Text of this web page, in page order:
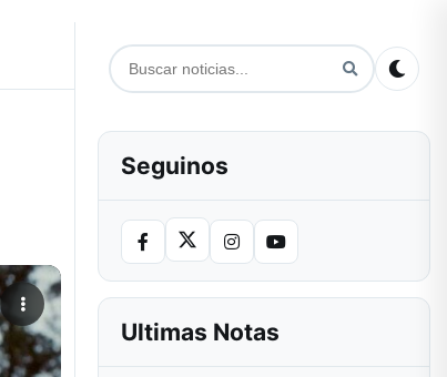
Seguinos
Ultimas Notas